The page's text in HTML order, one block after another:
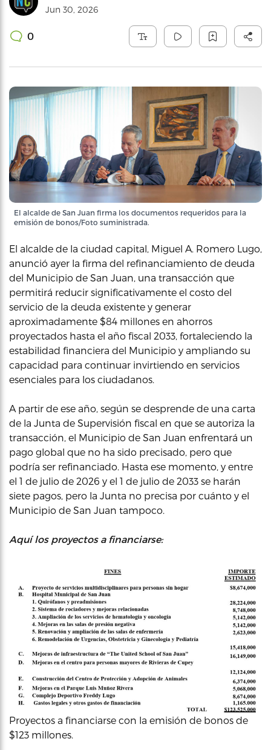
Jun 30, 2026
0
El alcalde de San Juan firma los documentos requeridos para la
emisión de bonos/Foto suministrada.
El alcalde de la ciudad capital, Miguel A. Romero Lugo,
anunció ayer la firma del refinanciamiento de deuda
del Municipio de San Juan, una transacción que
permitirá reducir significativamente el costo del
servicio de la deuda existente y generar
aproximadamente $84 millones en ahorros
proyectados hasta el año fiscal 2033, fortaleciendo la
estabilidad financiera del Municipio y ampliando su
capacidad para continuar invirtiendo en servicios
esenciales para los ciudadanos.
A partir de ese año, según se desprende de una carta
de la Junta de Supervisión fiscal en que se autoriza la
transacción, el Municipio de San Juan enfrentará un
pago global que no ha sido precisado, pero que
podría ser refinanciado. Hasta ese momento, y entre
el 1 de julio de 2026 y el 1 de julio de 2033 se harán
siete pagos, pero la Junta no precisa por cuánto y el
Municipio de San Juan tampoco.
Aquí los proyectos a financiarse:
Proyectos a financiarse con la emisión de bonos de
$123 millones.